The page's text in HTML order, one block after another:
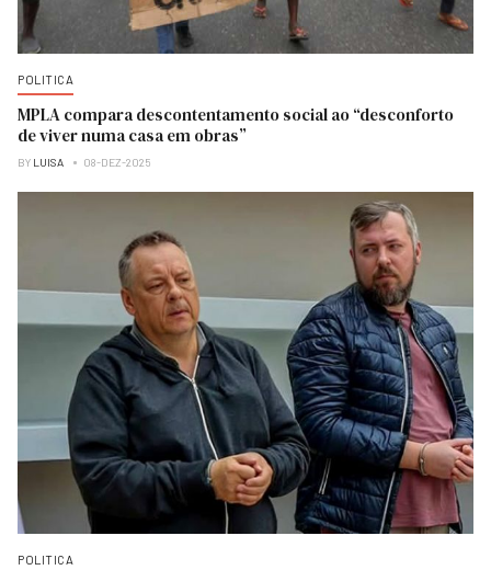
POLITICA
MPLA compara descontentamento social ao “desconforto
de viver numa casa em obras”
BY LUISA 08-DEZ-2025
POLITICA